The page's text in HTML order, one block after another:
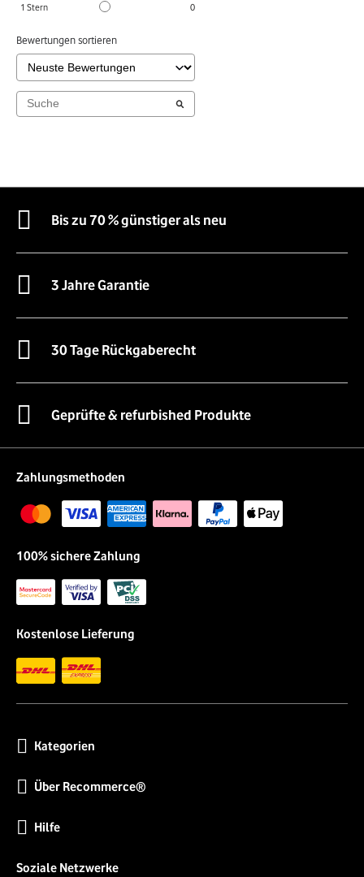
1 Stern 0
Bewertungen sortieren
Bis zu 70 % günstiger als neu
3 Jahre Garantie
30 Tage Rückgaberecht
Geprüfte & refurbished Produkte
Zahlungsmethoden
100% sichere Zahlung
Kostenlose Lieferung
Kategorien
Über Recommerce®
Hilfe
Soziale Netzwerke